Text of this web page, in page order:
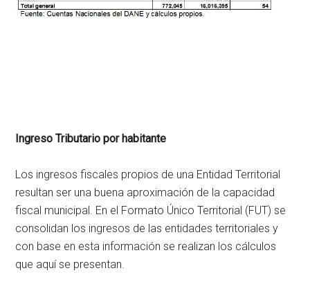
Ingreso Tributario por habitante
Los ingresos fiscales propios de una Entidad Territorial
resultan ser una buena aproximación de la capacidad
fiscal municipal. En el Formato Único Territorial (FUT) se
consolidan los ingresos de las entidades territoriales y
con base en esta información se realizan los cálculos
que aquí se presentan.